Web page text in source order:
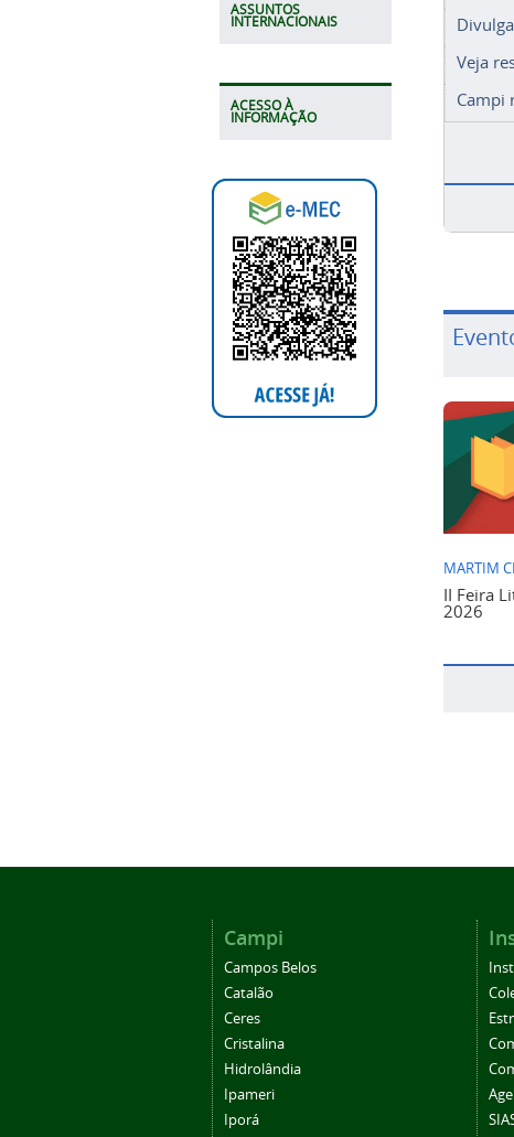
ASSUNTOS
INTERNACIONAIS
ACESSO À
INFORMAÇÃO
Veja
Campi
MARTIM
II Feira
2026
Campi
Campos Belos
Catalão
Ceres
Cristalina
Hidrolândia
Ipameri
Iporá